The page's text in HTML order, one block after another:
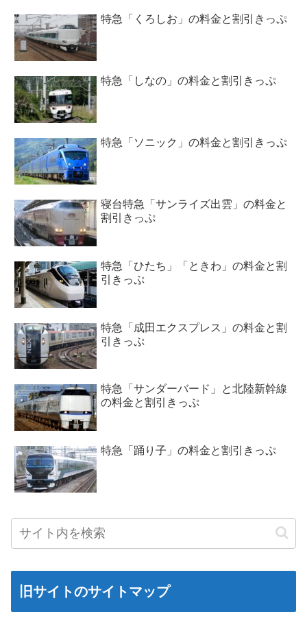
特急「くろしお」の料金と割引きっぷ
特急「しなの」の料金と割引きっぷ
特急「ソニック」の料金と割引きっぷ
寝台特急「サンライズ出雲」の料金と
割引きっぷ
特急「ひたち」「ときわ」の料金と割
引きっぷ
特急「成田エクスプレス」の料金と割
引きっぷ
特急「サンダーバード」と北陸新幹線
の料金と割引きっぷ
特急「踊り子」の料金と割引きっぷ
旧サイトのサイトマップ